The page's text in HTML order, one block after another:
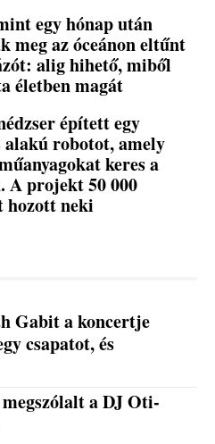
egy hónap után
meg az óceánon eltűnt
alig hihető, miből
életben magát
épített egy
alakú robotot, amely
keres a
A projekt 50 000
neki
Gabit a koncertje
csapatot, és
a DJ Oti-